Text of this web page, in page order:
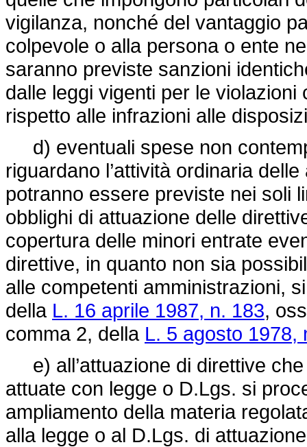
vigilanza, nonché del vantaggio
colpevole o alla persona o ente
saranno previste sanzioni
dalle leggi vigenti per le
rispetto alle infrazioni alle
d) eventuali spese non
riguardano l’attività ordinaria
potranno essere previste nei soli
obblighi di attuazione delle
copertura delle minori entrate
direttive, in quanto non sia
alle competenti amministrazioni,
della L. 16 aprile 1987, n. 183,
comma 2, della L. 5 agosto 1978,
e) all’attuazione di direttive
attuate con legge o D.Lgs. si
ampliamento della materia
alla legge o al D.Lgs. di